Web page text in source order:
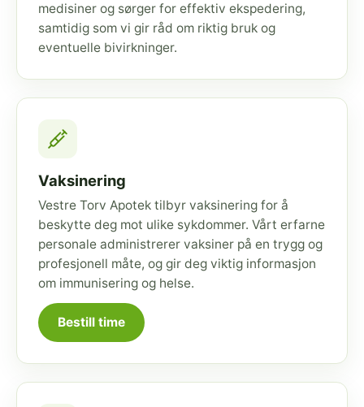
medisiner og sørger for effektiv ekspedering,
samtidig som vi gir råd om riktig bruk og
eventuelle bivirkninger.
Vaksinering
Vestre Torv Apotek tilbyr vaksinering for å
beskytte deg mot ulike sykdommer. Vårt erfarne
personale administrerer vaksiner på en trygg og
profesjonell måte, og gir deg viktig informasjon
om immunisering og helse.
Bestill time